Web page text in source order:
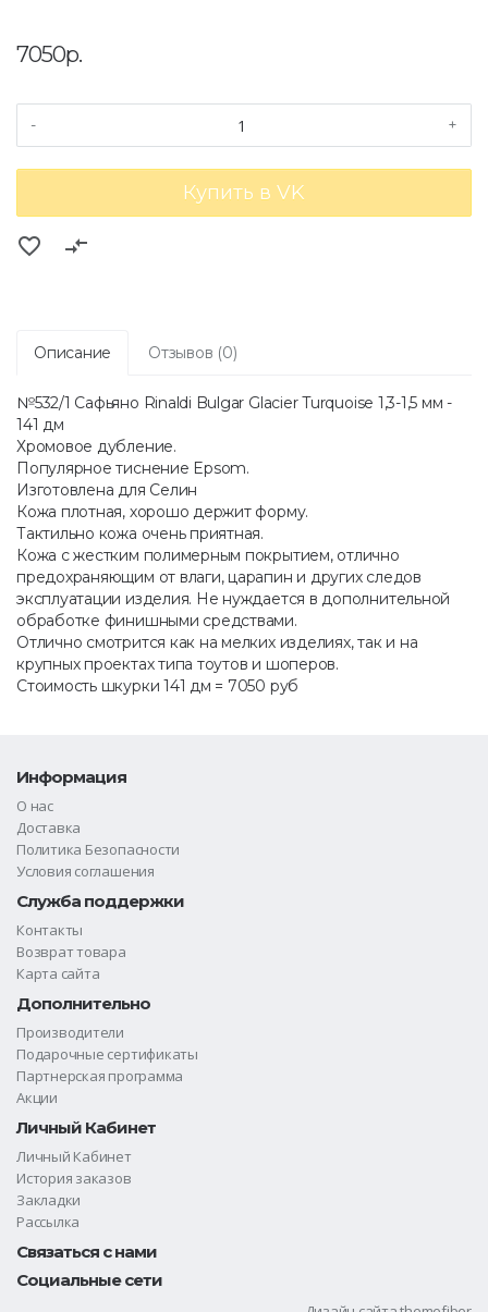
7050р.
- +
Купить в VK
favorite_border compare_arrows
Описание Отзывов (0)
№532/1 Сафьяно Rinaldi Bulgar Glacier Turquoise 1,3-1,5 мм -
141 дм
Хромовое дубление.
Популярное тиснение Epsom.
Изготовлена для Селин
Кожа плотная, хорошо держит форму.
Тактильно кожа очень приятная.
Кожа с жестким полимерным покрытием, отлично
предохраняющим от влаги, царапин и других следов
эксплуатации изделия. Не нуждается в дополнительной
обработке финишными средствами.
Отлично смотрится как на мелких изделиях, так и на
крупных проектах типа тоутов и шоперов.
Стоимость шкурки 141 дм = 7050 руб
Информация
О нас
Доставка
Политика Безопасности
Условия соглашения
Служба поддержки
Контакты
Возврат товара
Карта сайта
Дополнительно
Производители
Подарочные сертификаты
Партнерская программа
Акции
Личный Кабинет
Личный Кабинет
История заказов
Закладки
Рассылка
Связаться с нами
Социальные сети